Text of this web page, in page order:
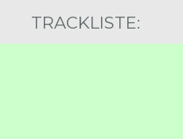
TRACKLISTE: